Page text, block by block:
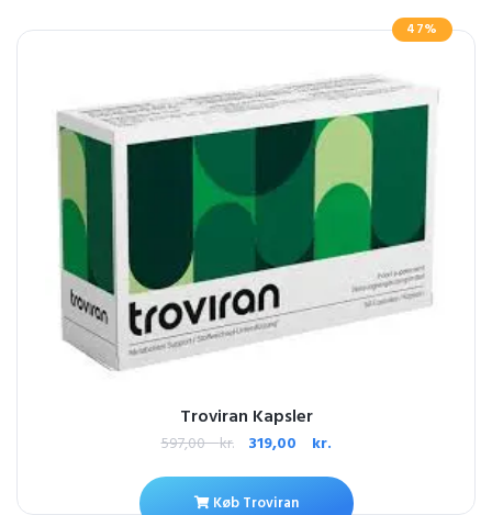
47%
Troviran Kapsler
597,00kr. 319,00 kr.
Køb Troviran